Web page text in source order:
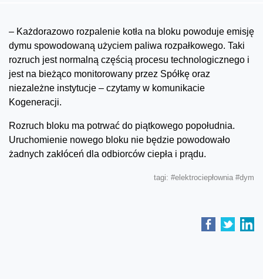
– Każdorazowo rozpalenie kotła na bloku powoduje emisję
dymu spowodowaną użyciem paliwa rozpałkowego. Taki
rozruch jest normalną częścią procesu technologicznego i
jest na bieżąco monitorowany przez Spółkę oraz
niezależne instytucje – czytamy w komunikacie
Kogeneracji.
Rozruch bloku ma potrwać do piątkowego popołudnia.
Uruchomienie nowego bloku nie będzie powodowało
żadnych zakłóceń dla odbiorców ciepła i prądu.
tagi: #elektrociepłownia #dym